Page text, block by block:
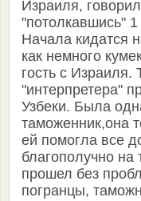
Израиля,
"потолкавшись"
Начала кидатся
как немного
гость с Израиля.
"интерпретера"
Узбеки. Была
таможенник,она
ей помогла все
благополучно на
прошел без
погранцы,